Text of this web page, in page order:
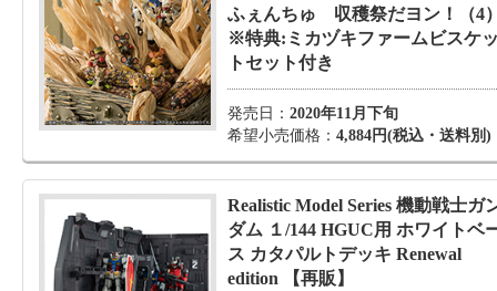
ふぇんちゅ 収穫祭だヨン！（4
※特典:ミカヅキファームビスケ
トセット付き
発売日： 2020年11月下旬
希望小売価格： 4,884円(税込・送料別)
Realistic Model Series 機動戦士ガ
ダム １/144 HGUC用 ホワイトベ
ス カタパルトデッキ Renewal
edition 【再販】